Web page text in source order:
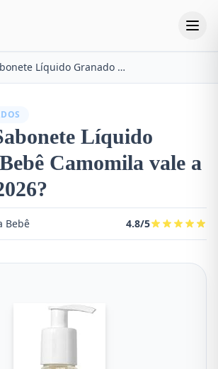
Sabonete Líquido Granado Bebê Camomila
Líquido
Camomila vale a
Bebê 4.8/5